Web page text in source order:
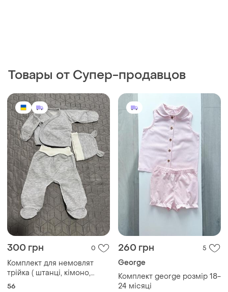
Товары от Супер-продавцов
300 грн 0
Комплект для немовлят
трійка ( штанці, кімоно,
шапочка)
56
260 грн 5
George
Комплект george розмір 18-
24 місяці